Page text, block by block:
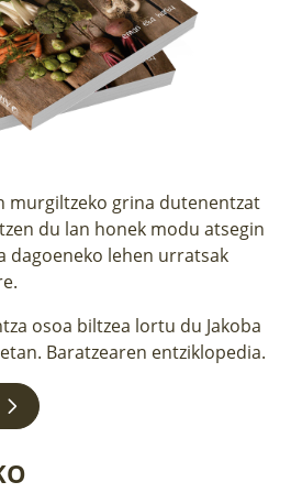
murgiltzeko grina dutenentzat
du lan honek modu atsegin
dagoeneko lehen urratsak
osoa biltzea lortu du Jakoba
Baratzearen entziklopedia.